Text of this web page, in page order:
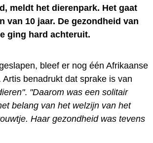
meldt het dierenpark. Het gaat
van 10 jaar. De gezondheid van
ging hard achteruit.
bleef er nog één Afrikaanse
Artis benadrukt dat sprake is van
. "Daarom was een solitair
belang van het welzijn van het
Haar gezondheid was tevens